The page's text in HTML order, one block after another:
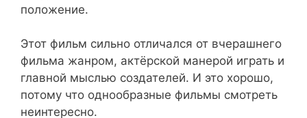
положение.
Этот фильм сильно отличался от вчерашнего
фильма жанром, актёрской манерой играть и
главной мыслью создателей. И это хорошо,
потому что однообразные фильмы смотреть
неинтересно.